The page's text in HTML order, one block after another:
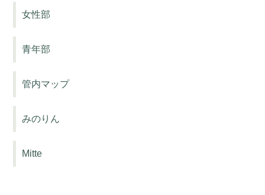
女性部
青年部
管内マップ
みのりん
Mitte